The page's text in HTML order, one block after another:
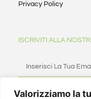
Valorizziamo la
Privacy Policy
ISCRIVITI ALLA